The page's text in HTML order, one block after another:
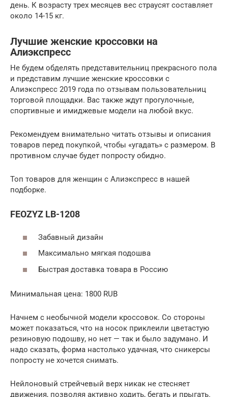
день. К возрасту трех месяцев вес страусят составляет
около 14-15 кг.
Лучшие женские кроссовки на
Алиэкспресс
Не будем обделять представительниц прекрасного пола
и представим лучшие женские кроссовки с
Алиэкспресс 2019 года по отзывам пользовательниц
торговой площадки. Вас также ждут прогулочные,
спортивные и имиджевые модели на любой вкус.
Рекомендуем внимательно читать отзывы и описания
товаров перед покупкой, чтобы «угадать» с размером. В
противном случае будет попросту обидно.
Топ товаров для женщин с Алиэкспресс в нашей
подборке.
FEOZYZ LB-1208
Забавный дизайн
Максимально мягкая подошва
Быстрая доставка товара в Россию
Минимальная цена: 1800 RUB
Начнем с необычной модели кроссовок. Со стороны
может показаться, что на носок приклеили цветастую
резиновую подошву, но нет — так и было задумано. И
надо сказать, форма настолько удачная, что сникерсы
попросту не хочется снимать.
Нейлоновый стрейчевый верх никак не стесняет
движения, позволяя активно ходить, бегать и прыгать.